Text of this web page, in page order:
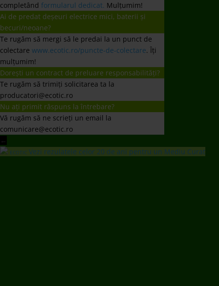
completând formularul dedicat. Mulțumim!
Ai de predat deșeuri electrice mici, baterii și
becuri/neoane?
Te rugăm să mergi să le predai la un punct de
colectare www.ecotic.ro/puncte-de-colectare. Îți
mulțumim!
Dorești un contract de preluare responsabilități?
Te rugăm să trimiți solicitarea ta la
producatori@ecotic.ro
Nu ați primit răspuns la întrebare?
Vă rugăm să ne scrieți un email la
comunicare@ecotic.ro
←
ECOTIC Vezi rezulatele celor 20 de ani pentru un Mediu Curat